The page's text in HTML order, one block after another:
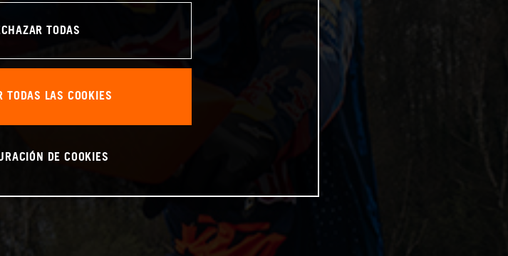
TODAS
TODAS LAS COOKIES
DE COOKIES